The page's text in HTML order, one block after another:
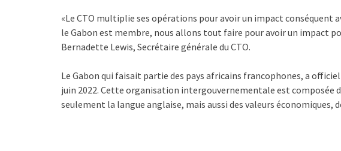
«Le CTO multiplie ses opérations pour avoir un impact conséquent
le Gabon est membre, nous allons tout faire pour avoir un impact
Bernadette Lewis, Secrétaire générale du CTO.
Le Gabon qui faisait partie des pays africains francophones, a
juin 2022. Cette organisation intergouvernementale est composée
seulement la langue anglaise, mais aussi des valeurs économiques,